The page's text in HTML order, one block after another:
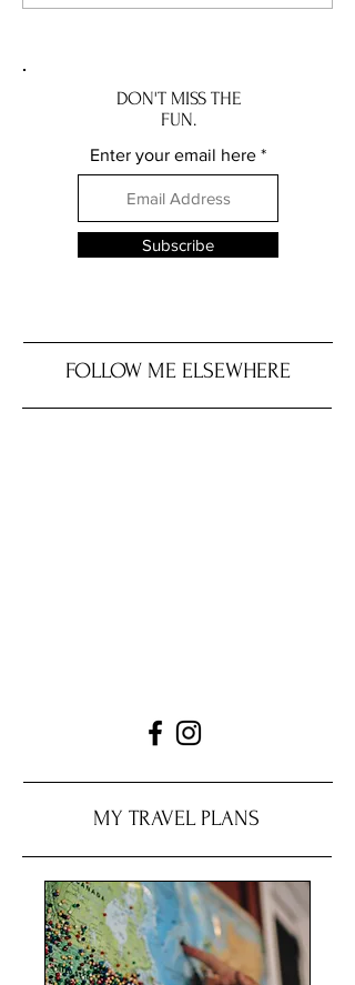
DON'T MISS THE
FUN.
Enter your email here
Subscribe
FOLLOW ME ELSEWHERE
MY TRAVEL PLANS